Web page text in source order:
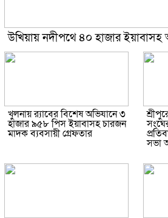
উখিয়ায় নদীপথে ৪০ হাজার
খুলনায় র‍্যাবের বিশেষ অভিযানে ৩
হাজার ৯৫৮ পিস ইয়াবাসহ চারজন
মাদক ব্যবসায়ী গ্রেফতার
সভা